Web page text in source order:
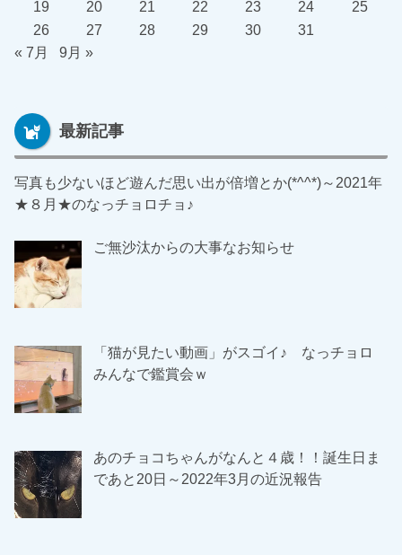
19
20 21 22 23 24
25
26
27 28 29 30
31
« 7月
9月 »
最新記事
写真も少ないほど遊んだ思い出が倍増とか(*^^*)～2021年
★８月★のなっチョロチョ♪
ご無沙汰からの大事なお知らせ
「猫が見たい動画」がスゴイ♪ なっチョロ
みんなで鑑賞会ｗ
あのチョコちゃんがなんと４歳！！誕生日ま
であと20日～2022年3月の近況報告